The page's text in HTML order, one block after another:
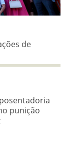
de
punição